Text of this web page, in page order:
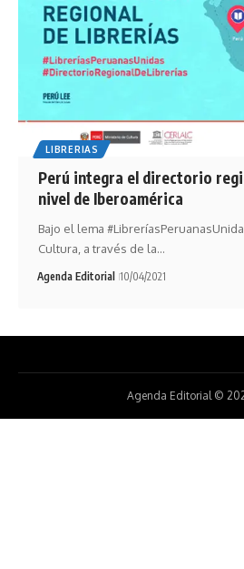
LIBRERIAS
Perú integra el directorio
nivel de Iberoamérica
Bajo el lema
Cultura, a través de la…
Agenda Editorial 10/04/2021
Agenda Editorial ©